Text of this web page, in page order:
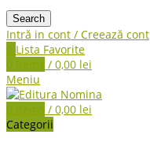
Search
Intră in cont / Creează cont
0 Lista Favorite
0 items / 0,00 lei
Meniu
0 items / 0,00 lei
Categorii